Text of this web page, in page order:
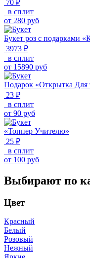
70 ₽
в сплит
от 280 руб
Букет роз с подарками
3973 ₽
в сплит
от 15890 руб
Подарок «Открытка Для
23 ₽
в сплит
от 90 руб
«Топпер Учителю»
25 ₽
в сплит
от 100 руб
Выбирают по
Цвет
Красный
Белый
Розовый
Нежный